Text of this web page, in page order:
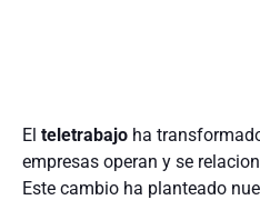
El teletrabajo ha
empresas operan y se
Este cambio ha planteado